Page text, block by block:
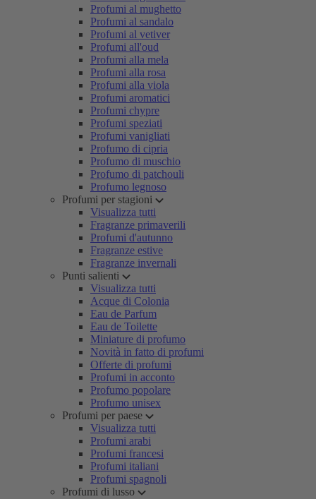
Profumi al mughetto
Profumi al sandalo
Profumi al vetiver
Profumi all'oud
Profumi alla mela
Profumi alla rosa
Profumi alla viola
Profumi aromatici
Profumi chypre
Profumi speziati
Profumi vanigliati
Profumo di cipria
Profumo di muschio
Profumo di patchouli
Profumo legnoso
Profumi per stagioni
Visualizza tutti
Fragranze primaverili
Profumi d'autunno
Fragranze estive
Fragranze invernali
Punti salienti
Visualizza tutti
Acque di Colonia
Eau de Parfum
Eau de Toilette
Miniature di profumo
Novità in fatto di profumi
Offerte di profumi
Profumi in acconto
Profumo popolare
Profumo unisex
Profumi per paese
Visualizza tutti
Profumi arabi
Profumi francesi
Profumi italiani
Profumi spagnoli
Profumi di lusso